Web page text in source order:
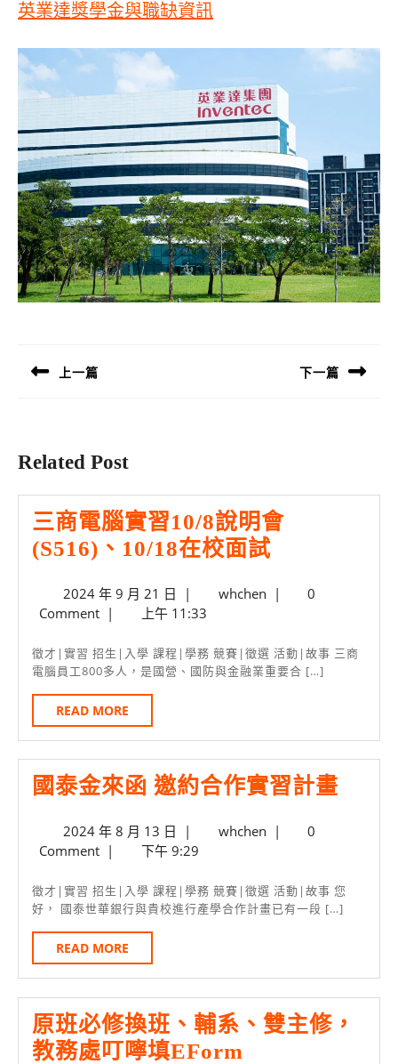
英業達獎學金與職缺資訊
導
上一篇 下一篇
Related Post
三商電腦實習10/8說明會
(S516)、10/18在校面試三
電
實
習
說
明
會
10/18
校
面
2024 年 9 月 21 日 2024
年
月
21
| whchenwhchen
|
0
Comment | 上午 11:33
徵才|實習 招生|入學 課程|學務 競賽|徵選 活動|故事 三商
電腦員工800多人，是國營、國防與金融業重要合 […]
READ MORE
MORE
國泰金來函 邀約合作實習計畫
函
邀
合
作
實
2024 年 8 月 13 日 2024
年
月
13
| whchenwhchen
|
0
Comment | 下午 9:29
徵才|實習 招生|入學 課程|學務 競賽|徵選 活動|故事 您
好， 國泰世華銀行與貴校進行產學合作計畫已有一段 […]
READ MORE
MORE
原班必修換班、輔系、雙主修，
教務處叮嚀填eForm